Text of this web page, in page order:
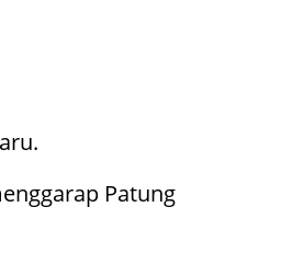
Patung